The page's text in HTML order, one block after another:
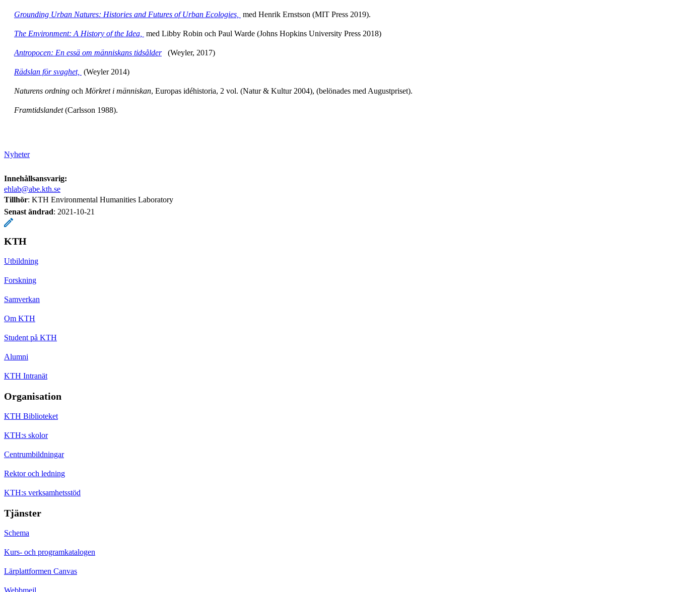
Grounding Urban Natures: Histories and Futures of Urban Ecologies, med Henrik Ernstson (MIT Press 2019).
The Environment: A History of the Idea, med Libby Robin och Paul Warde (Johns Hopkins University Press 2018)
Antropocen: En essä om människans tidsålder (Weyler, 2017)
Rädslan för svaghet, (Weyler 2014)
Naturens ordning och Mörkret i människan, Europas idéhistoria, 2 vol. (Natur & Kultur 2004), (belönades med Augustpriset).
Framtidslandet(Carlsson 1988).
Nyheter
Innehållsansvarig:
ehlab@abe.kth.se
Tillhör: KTH Environmental Humanities Laboratory
Senast ändrad: 2021-10-21
KTH
Utbildning
Forskning
Samverkan
Om KTH
Student på KTH
Alumni
KTH Intranät
Organisation
KTH Biblioteket
KTH:s skolor
Centrumbildningar
Rektor och ledning
KTH:s verksamhetsstöd
Tjänster
Schema
Kurs- och programkatalogen
Lärplattformen Canvas
Webbmejl